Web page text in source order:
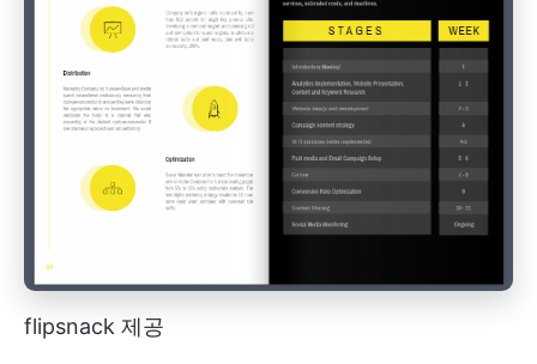
flipsnack 제공